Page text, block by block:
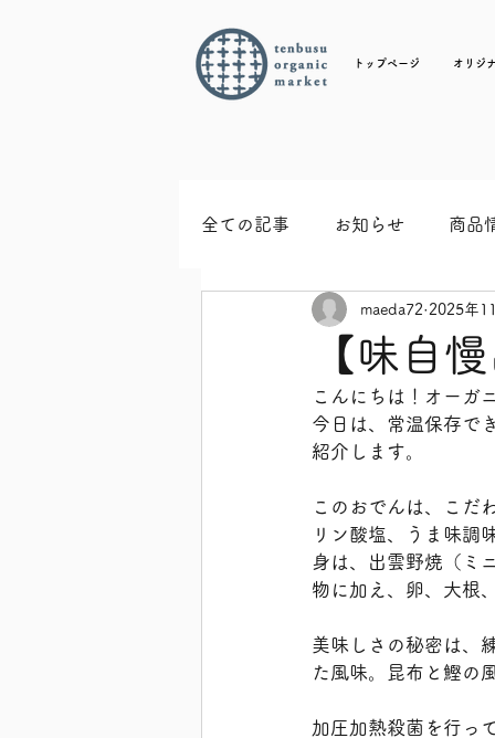
トップページ オリジ
全ての記事 お知らせ 商品
【味自
maeda72 2025年
こんにちは！オーガ
今日は、常温保存で
紹介します。
このおでんは、こだ
リン酸塩、うま味調
身は、出雲野焼（ミ
物に加え、卵、大根
美味しさの秘密は、
た風味。昆布と鰹の
加圧加熱殺菌を行っ